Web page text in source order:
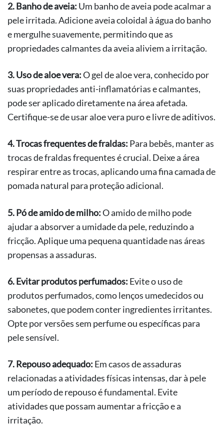
2. Banho de aveia: Um banho de aveia pode acalmar a
pele irritada. Adicione aveia coloidal à água do banho
e mergulhe suavemente, permitindo que as
propriedades calmantes da aveia aliviem a irritação.
3. Uso de aloe vera:O gel de aloe vera, conhecido por
suas propriedades anti-inflamatórias e calmantes,
pode ser aplicado diretamente na área afetada.
Certifique-se de usar aloe vera puro e livre de aditivos.
4. Trocas frequentes de fraldas: Para bebês, manter as
trocas de fraldas frequentes é crucial. Deixe a área
respirar entre as trocas, aplicando uma fina camada de
pomada natural para proteção adicional.
5. Pó de amido de milho:O amido de milho pode
ajudar a absorver a umidade da pele, reduzindo a
fricção. Aplique uma pequena quantidade nas áreas
propensas a assaduras.
6. Evitar produtos perfumados: Evite o uso de
produtos perfumados, como lenços umedecidos ou
sabonetes, que podem conter ingredientes irritantes.
Opte por versões sem perfume ou específicas para
pele sensível.
7. Repouso adequado: Em casos de assaduras
relacionadas a atividades físicas intensas, dar à pele
um período de repouso é fundamental. Evite
atividades que possam aumentar a fricção e a
irritação.